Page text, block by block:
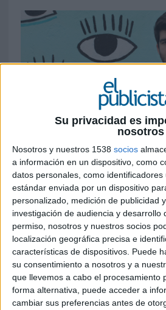
Su privacidad es
nosotros
Nosotros y nuestros 1538 socios
a información en un dispositivo, como
datos personales, como identificadores
estándar enviada por un dispositivo
personalizado, medición de publicidad
investigación de audiencia y desarrollo
permiso, nosotros y nuestros socios
localización geográfica precisa e
características de dispositivos. Puede
su consentimiento a nosotros y a
que llevemos a cabo el procesamiento
forma alternativa, puede acceder a
cambiar sus preferencias antes de
14 DE JUNIO DE 2019
La agencia ha incorporado
Navarro e Irene Benavente
creativo de la agencia
Está dupla comenzó su
Sao Paulo, pasando
Media Group Miami y Ogilvy
España pasaron por McCann
posteriormente trabajaron en